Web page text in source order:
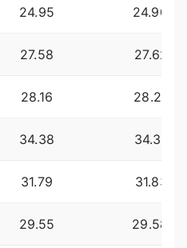
24.95 24.9065
27.58 27.6219
28.16 28.2157
34.38 34.3710
31.79 31.8314
29.55 29.5828